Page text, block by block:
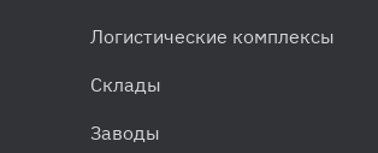
Логистические комплексы
Склады
Заводы